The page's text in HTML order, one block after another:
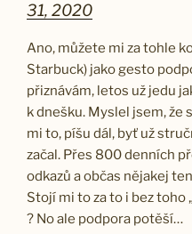
31, 2020
Ano, můžete mi za tohle
Starbuck) jako gesto
přiznávám, letos už jedu
k dnešku. Myslel jsem, že
mi to, píšu dál, byť už
začal. Přes 800 denních
odkazů a občas nějakej
Stojí mi to za to i bez toho
? No ale podpora potěší…